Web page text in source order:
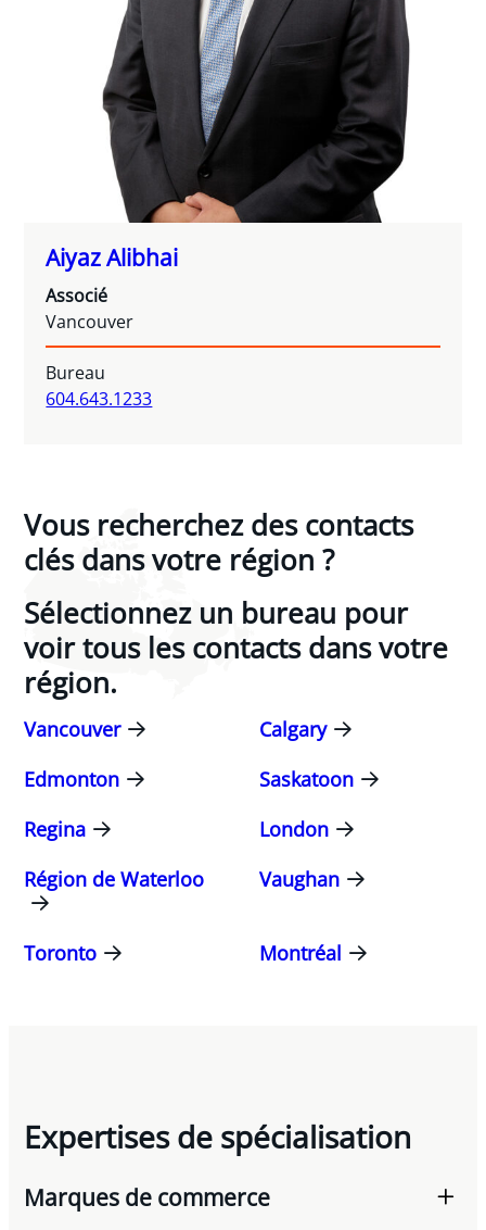
Aiyaz Alibhai
Associé
Vancouver
Bureau
604.643.1233
Vous recherchez des contacts
clés dans votre région ?
Sélectionnez un bureau pour
voir tous les contacts dans votre
région.
Vancouver
Calgary
Edmonton
Saskatoon
Regina
London
Région de Waterloo
Vaughan
Toronto Montréal
Expertises de spécialisation
Marques de commerce